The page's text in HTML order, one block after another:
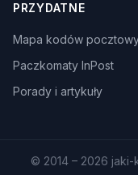
PRZYDATNE
Mapa kodów
Paczkomaty InPost
Porady i artykuły
© 2014 – 2026